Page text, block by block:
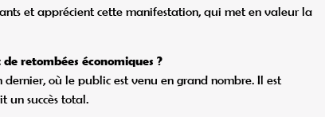
et apprécient cette manifestation, qui met en valeur la
retombées économiques ?
où le public est venu en grand nombre. Il est
un succès total.